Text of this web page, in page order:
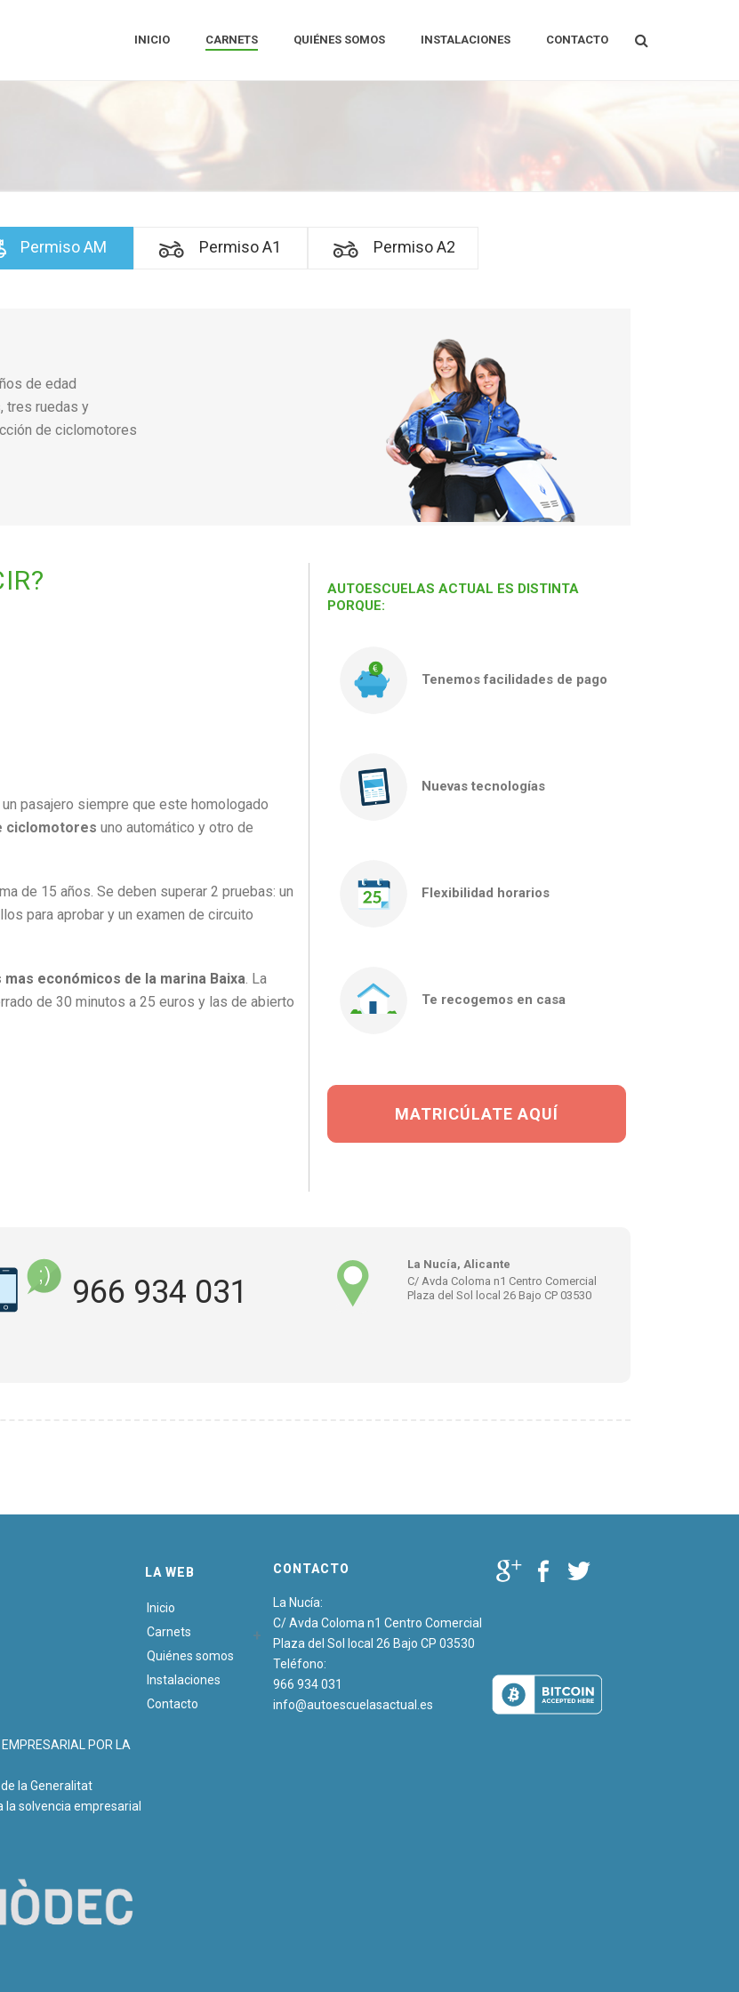
INICIO CARNETS QUIÉNES SOMOS INSTALACIONES CONTACTO
Permiso AM Permiso A1 Permiso A2
de edad
tres ruedas y
de ciclomotores
pasajero siempre que este homologado
ciclomotores uno automático y otro de
de 15 años. Se deben superar 2 pruebas: un
para aprobar y un examen de circuito
mas económicos de la marina Baixa. La
de 30 minutos a 25 euros y las de abierto
AUTOESCUELAS ACTUAL ES DISTINTA
PORQUE:
Tenemos facilidades de pago
Nuevas tecnologías
Flexibilidad horarios
Te recogemos en casa
MATRICÚLATE AQUÍ
966 934 031
La Nucía, Alicante
C/ Avda Coloma n1 Centro Comercial
Plaza del Sol local 26 Bajo CP 03530
POR LA
la Generalitat
la solvencia empresarial
LA WEB
Inicio
Carnets
Quiénes somos
Instalaciones
Contacto
CONTACTO
La Nucía:
C/ Avda Coloma n1 Centro Comercial
Plaza del Sol local 26 Bajo CP 03530
Teléfono:
966 934 031
info@autoescuelasactual.es